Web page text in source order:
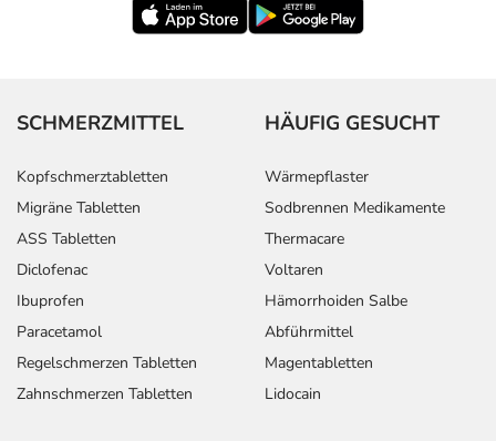
SCHMERZMITTEL
Kopfschmerztabletten
Migräne Tabletten
ASS Tabletten
Diclofenac
Ibuprofen
Paracetamol
Regelschmerzen Tabletten
Zahnschmerzen Tabletten
HÄUFIG GESUCHT
Wärmepflaster
Sodbrennen Medikamente
Thermacare
Voltaren
Hämorrhoiden Salbe
Abführmittel
Magentabletten
Lidocain